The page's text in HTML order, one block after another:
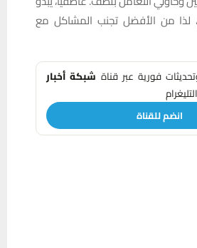
لذا من الأفضل تجنب المشاكل مع
فورية عبر قناة شبكة أخبار
انضم للقناة